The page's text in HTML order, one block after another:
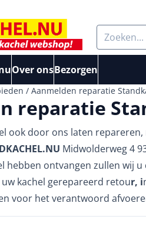
Zoeken
Over onsBezorgen
/ Aanmelden reparatie
reparatie
ook door ons laten
Midwolderweg 4
hebben ontvangen zullen wij
kachel gerepareerd retour, i
voor het verantwoord